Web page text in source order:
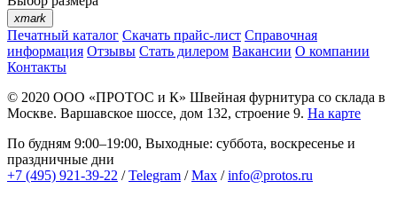
xmark
Печатный каталог Скачать прайс-лист Справочная
информация Отзывы Стать дилером Вакансии О компании
Контакты
© 2020 ООО «ПРОТОС и К» Швейная фурнитура со склада в
Москве. Варшавское шоссе, дом 132, строение 9. На карте
По будням 9:00–19:00, Выходные: суббота, воскресенье и
праздничные дни
+7 (495) 921-39-22 /Telegram /Max /info@protos.ru